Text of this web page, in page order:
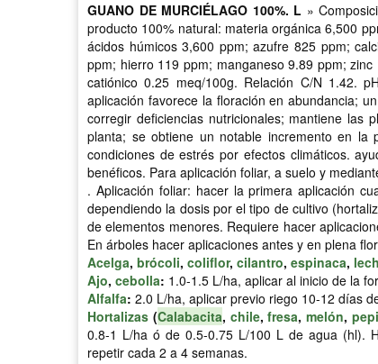
GUANO DE MURCIÉLAGO 100%. L »
producto 100% natural: materia orgánica 6,500
ácidos húmicos 3,600 ppm; azufre 825 ppm;
ppm; hierro 119 ppm; manganeso 9.89 ppm;
catiónico 0.25 meq/100g. Relación C/N 1.42.
aplicación favorece la floración en abundancia;
corregir deficiencias nutricionales; mantiene las
planta; se obtiene un notable incremento en la
condiciones de estrés por efectos climáticos.
benéficos. Para aplicación foliar, a suelo y
. Aplicación foliar: hacer la primera aplicación
dependiendo la dosis por el tipo de cultivo
de elementos menores. Requiere hacer
En árboles hacer aplicaciones antes y en plena
Acelga, brócoli, coliflor, cilantro, espinaca,
Ajo, cebolla: 1.0-1.5 L/ha, aplicar al inicio de la
Alfalfa: 2.0 L/ha, aplicar previo riego 10-12 días
Hortalizas (Calabacita, chile,fresa,melón,
0.8-1 L/ha ó de 0.5-0.75 L/100 L de agua (hl).
repetir cada 2 a 4 semanas.